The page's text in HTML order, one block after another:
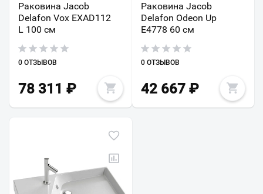
Раковина Jacob
Delafon Vox EXAD112
L 100 см
0 ОТЗЫВОВ
78 311 ₽
Раковина Jacob
Delafon Odeon Up
E4778 60 см
0 ОТЗЫВОВ
42 667₽